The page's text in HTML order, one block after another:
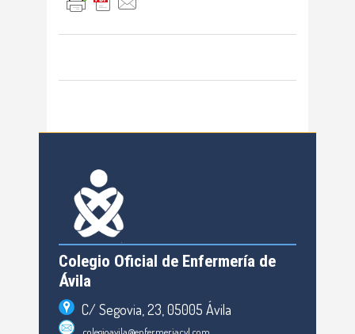
Colegio Oficial de Enfermería de
Ávila
C/ Segovia, 23, 05005 Ávila
colegioavila@enfermeriacyl.com